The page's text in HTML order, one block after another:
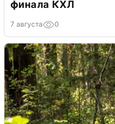
финала КХЛ
7 августа 0